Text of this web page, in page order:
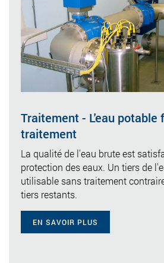
Traitement - L'eau potable
traitement
La qualité de l'eau brute est
protection des eaux. Un tiers de
utilisable sans traitement
tiers restants.
EN SAVOIR PLUS